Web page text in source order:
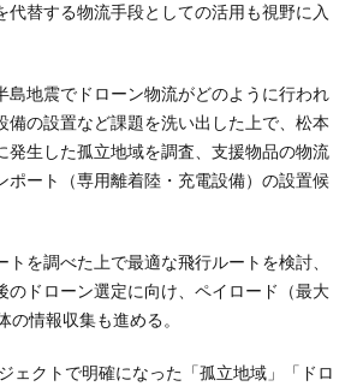
代替する物流手段としての活用も視野に入
島地震でドローン物流がどのように行われ
備の設置など課題を洗い出した上で、松本
発生した孤立地域を調査、支援物品の物流
ポート（専用離着陸・充電設備）の設置候
を調べた上で最適な飛行ルートを検討、
のドローン選定に向け、ペイロード（最大
情報収集も進める。
ェクトで明確になった「孤立地域」「ドロ